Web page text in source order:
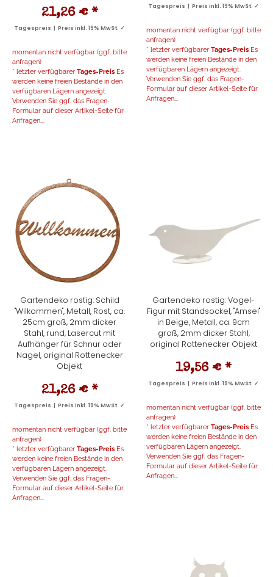
21,26 € *
Tagespreis | Preis inkl. 19% MwSt. ✓
momentan nicht verfügbar (ggf. bitte
anfragen)
* letzter verfügbarer Tages-Preis Es
werden keine freien Bestände in den
verfügbaren Lägern angezeigt.
Verwenden Sie ggf. das Fragen-
Formular auf dieser Artikel-Seite für
Anfragen...
Tagespreis | Preis inkl. 19% MwSt. ✓
momentan nicht verfügbar (ggf. bitte
anfragen)
* letzter verfügbarer Tages-Preis Es
werden keine freien Bestände in den
verfügbaren Lägern angezeigt.
Verwenden Sie ggf. das Fragen-
Formular auf dieser Artikel-Seite für
Anfragen...
Gartendeko rostig: Schild
"Wilkommen", Metall, Rost, ca.
25cm groß, 2mm dicker
Stahl, rund, Lasercut mit
Aufhänger für Schnur oder
Nagel, original Rottenecker
Objekt
21,26 € *
Tagespreis | Preis inkl. 19% MwSt. ✓
momentan nicht verfügbar (ggf. bitte
anfragen)
* letzter verfügbarer Tages-Preis Es
werden keine freien Bestände in den
verfügbaren Lägern angezeigt.
Verwenden Sie ggf. das Fragen-
Formular auf dieser Artikel-Seite für
Anfragen...
Gartendeko rostig: Vogel-
Figur mit Standsockel, "Amsel"
in Beige, Metall, ca. 9cm
groß, 2mm dicker Stahl,
original Rottenecker Objekt
19,56 € *
Tagespreis | Preis inkl. 19% MwSt. ✓
momentan nicht verfügbar (ggf. bitte
anfragen)
* letzter verfügbarer Tages-Preis Es
werden keine freien Bestände in den
verfügbaren Lägern angezeigt.
Verwenden Sie ggf. das Fragen-
Formular auf dieser Artikel-Seite für
Anfragen...